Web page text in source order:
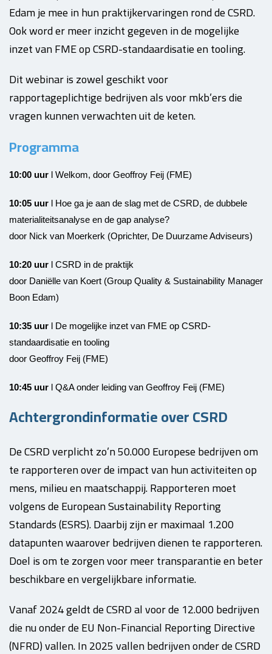
Edam je mee in hun praktijkervaringen rond de CSRD.
Ook word er meer inzicht gegeven in de mogelijke
inzet van FME op CSRD-standaardisatie en tooling.
Dit webinar is zowel geschikt voor
rapportageplichtige bedrijven als voor mkb’ers die
vragen kunnen verwachten uit de keten.
Programma
10:00 uur l Welkom, door Geoffroy Feij (FME)
10:05 uur l Hoe ga je aan de slag met de CSRD, de dubbele
materialiteitsanalyse en de gap analyse?
door Nick van Moerkerk (Oprichter, De Duurzame Adviseurs)
10:20 uur l CSRD in de praktijk
door Daniëlle van Koert (Group Quality & Sustainability Manager
Boon Edam)
10:35 uur l De mogelijke inzet van FME op CSRD-
standaardisatie en tooling
door Geoffroy Feij (FME)
10:45 uur l Q&A onder leiding van Geoffroy Feij (FME)
Achtergrondinformatie over CSRD
De CSRD verplicht zo’n 50.000 Europese bedrijven om
te rapporteren over de impact van hun activiteiten op
mens, milieu en maatschappij. Rapporteren moet
volgens de European Sustainability Reporting
Standards (ESRS). Daarbij zijn er maximaal 1.200
datapunten waarover bedrijven dienen te rapporteren.
Doel is om te zorgen voor meer transparantie en beter
beschikbare en vergelijkbare informatie.
Vanaf 2024 geldt de CSRD al voor de 12.000 bedrijven
die nu onder de EU Non-Financial Reporting Directive
(NFRD) vallen. In 2025 vallen bedrijven onder de CSRD